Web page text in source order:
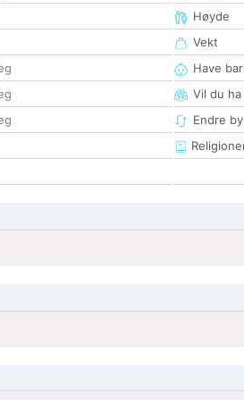
Høyde
Vekt
Have
Vil du ha
Endre